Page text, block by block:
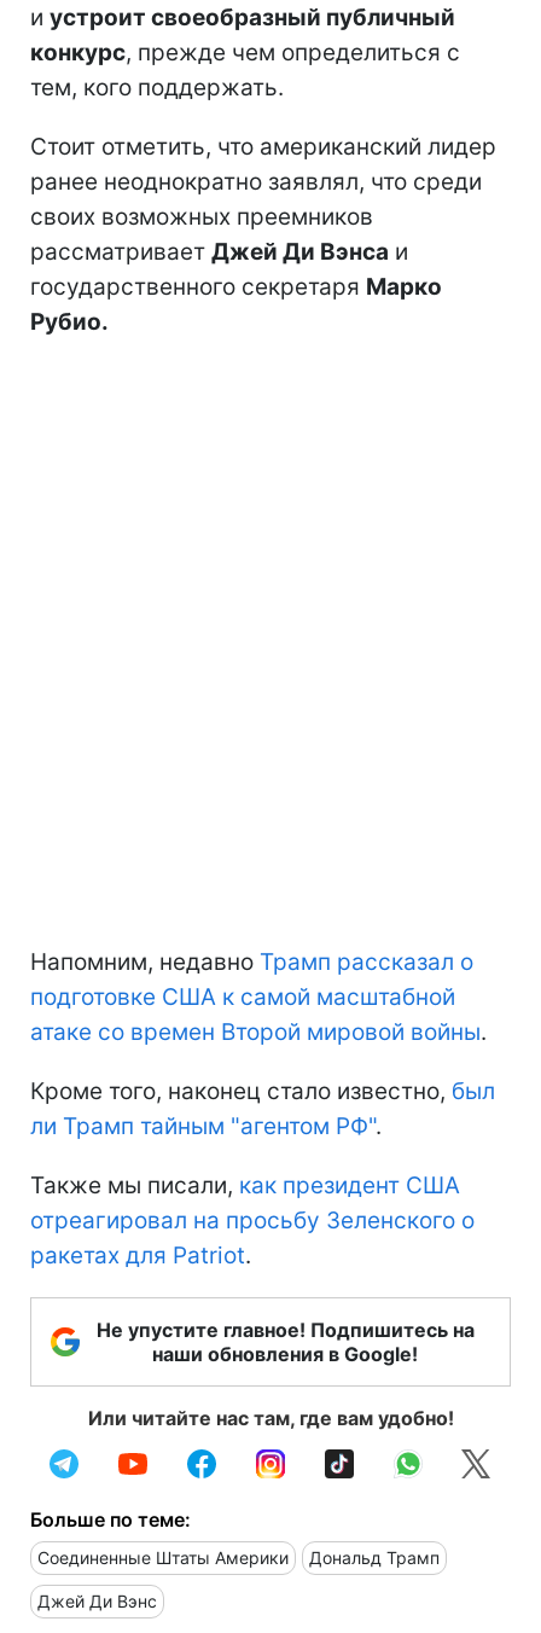
и устроит своеобразный публичный
конкурс, прежде чем определиться с
тем, кого поддержать.
Стоит отметить, что американский лидер
ранее неоднократно заявлял, что среди
своих возможных преемников
рассматривает Джей Ди Вэнса и
государственного секретаря Марко
Рубио.
Напомним, недавно Трамп рассказал о
подготовке США к самой масштабной
атаке со времен Второй мировой войны.
Кроме того, наконец стало известно, был
ли Трамп тайным "агентом РФ".
Также мы писали, как президент США
отреагировал на просьбу Зеленского о
ракетах для Patriot.
Не упустите главное! Подпишитесь на
наши обновления в Google!
Или читайте нас там, где вам удобно!
Больше по теме:
Соединенные Штаты Америки Дональд Трамп
Джей Ди Вэнс